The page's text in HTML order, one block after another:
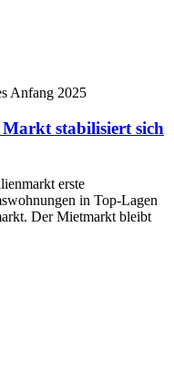
Anfang 2025
stabilisiert sich
erste
in Top-Lagen
Der Mietmarkt bleibt